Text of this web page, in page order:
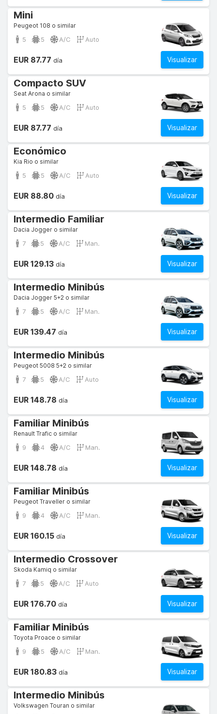
Mini
Peugeot 108 o similar
5 5 A/C Auto
Visualizar
EUR 87.77 día
Compacto SUV
Seat Arona o similar
5 5 A/C Auto
Visualizar
EUR 87.77 día
Económico
Kia Rio o similar
5 5 A/C Auto
Visualizar
EUR 88.80 día
Intermedio Familiar
Dacia Jogger o similar
7 5 A/C Man.
Visualizar
EUR 129.13 día
Intermedio Minibús
Dacia Jogger 5+2 o similar
7 5 A/C Man.
Visualizar
EUR 139.47 día
Intermedio Minibús
Peugeot 5008 5+2 o similar
7 5 A/C Auto
Visualizar
EUR 148.78 día
Familiar Minibús
Renault Trafic o similar
9 4 A/C Man.
Visualizar
EUR 148.78 día
Familiar Minibús
Peugeot Traveller o similar
9 4 A/C Man.
Visualizar
EUR 160.15 día
Intermedio Crossover
Skoda Kamiq o similar
7 5 A/C Auto
Visualizar
EUR 176.70 día
Familiar Minibús
Toyota Proace o similar
9 5 A/C Man.
Visualizar
EUR 180.83 día
Intermedio Minibús
Volkswagen Touran o similar